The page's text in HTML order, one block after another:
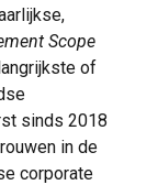
Scope
of
sinds 2018
in de
corporate